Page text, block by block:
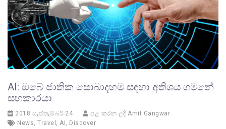
AI: ඔබේ ජාතික සොබාදහම සඳහා අතිශය ගමනේ
සහකාරයා
2018 සැප්තැම්බර් 24 පළ කරන ලදී Amit Gangwar
News Travel AI Discover